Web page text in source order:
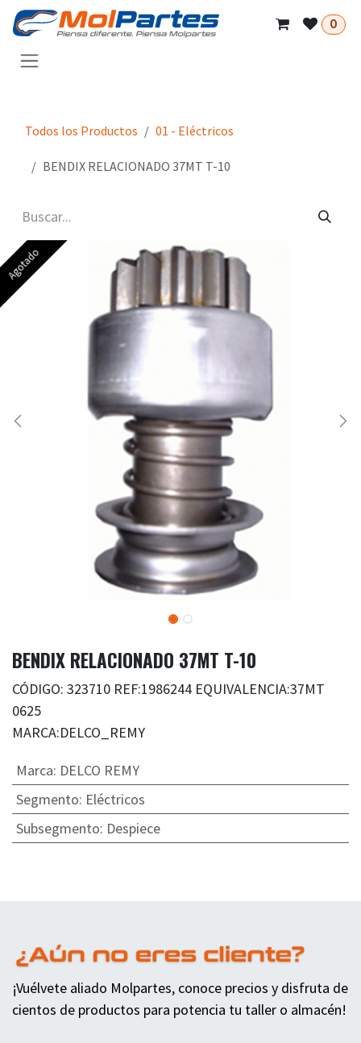
Ir al contenido
0
Todos los Productos 01 - Eléctricos
BENDIX RELACIONADO 37MT T-10
Agotado
Agotado
BENDIX RELACIONADO 37MT T-10
CÓDIGO: 323710 REF:1986244 EQUIVALENCIA:37MT
0625
MARCA:DELCO_REMY
Marca: DELCO REMY
Segmento: Eléctricos
Subsegmento: Despiece
¡Vuélvete aliado Molpartes, conoce precios y disfruta de
cientos de productos para potencia tu taller o almacén!